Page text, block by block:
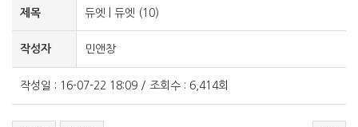
제목 듀엣 | 듀엣 (10)
작성자 민앤창
작성일 : 16-07-22 18:09 / 조회수 : 6,414회